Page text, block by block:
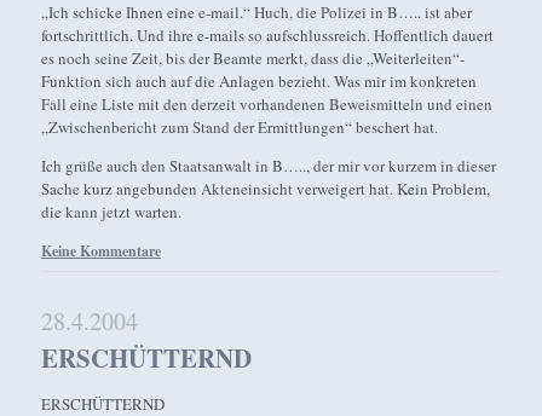
„Ich schicke Ihnen eine e-mail.“ Huch, die Polizei in B….. ist aber
fortschrittlich. Und ihre e-mails so aufschlussreich. Hoffentlich dauert
es noch seine Zeit, bis der Beamte merkt, dass die „Weiterleiten“-
Funktion sich auch auf die Anlagen bezieht. Was mir im konkreten
Fall eine Liste mit den derzeit vorhandenen Beweismitteln und einen
„Zwischenbericht zum Stand der Ermittlungen“ beschert hat.
Ich grüße auch den Staatsanwalt in B….., der mir vor kurzem in dieser
Sache kurz angebunden Akteneinsicht verweigert hat. Kein Problem,
die kann jetzt warten.
Keine Kommentare
28.4.2004
ERSCHÜTTERND
ERSCHÜTTERND